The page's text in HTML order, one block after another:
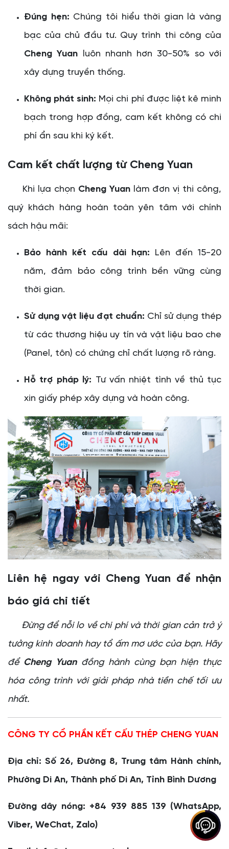
Đúng hẹn: Chúng tôi hiểu thời gian là vàng
bạc của chủ đầu tư. Quy trình thi công của
Cheng Yuan luôn nhanh hơn 30-50% so với
xây dựng truyền thống.
Không phát sinh: Mọi chi phí được liệt kê minh
bạch trong hợp đồng, cam kết không có chi
phí ẩn sau khi ký kết.
Cam kết chất lượng từ Cheng Yuan
Khi lựa chọn Cheng Yuanlàm đơn vị thi công,
quý khách hàng hoàn toàn yên tâm với chính
sách hậu mãi:
Bảo hành kết cấu dài hạn: Lên đến 15-20
năm, đảm bảo công trình bền vững cùng
thời gian.
Sử dụng vật liệu đạt chuẩn: Chỉ sử dụng thép
từ các thương hiệu uy tín và vật liệu bao che
(Panel, tôn) có chứng chỉ chất lượng rõ ràng.
Hỗ trợ pháp lý: Tư vấn nhiệt tình về thủ tục
xin giấy phép xây dựng và hoàn công.
Liên hệ ngay với Cheng Yuan để nhận
báo giá chi tiết
Đừng để nỗi lo về chi phí và thời gian cản trở ý
tưởng kinh doanh hay tổ ấm mơ ước của bạn. Hãy
để Cheng Yuanđồng hành cùng bạn hiện thực
hóa công trình với giải pháp nhà tiền chế tối ưu
nhất.
CÔNG TY CỔ PHẦN KẾT CẤU THÉP CHENG YUAN
Địa chỉ: Số 26, Đường 8, Trung tâm Hành chính,
Phường Di An, Thành phố Di An, Tỉnh Bình Dương
Đường dây nóng: +84 939 885 139 (WhatsApp,
Viber, WeChat, Zalo)